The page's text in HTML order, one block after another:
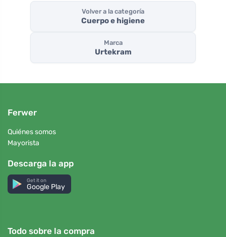
Volver a la categoría
Cuerpo e higiene
Marca
Urtekram
Ferwer
Quiénes somos
Mayorista
Descarga la app
Get it on
Google Play
Todo sobre la compra